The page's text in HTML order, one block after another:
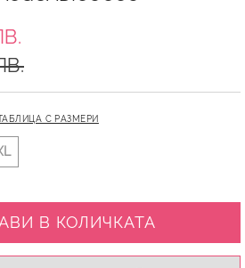
С РАЗМЕРИ
В КОЛИЧКАТА